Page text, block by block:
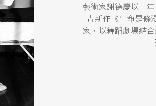
藝術家謝德慶以「
青新作《生命是條
家，以舞蹈劇場結